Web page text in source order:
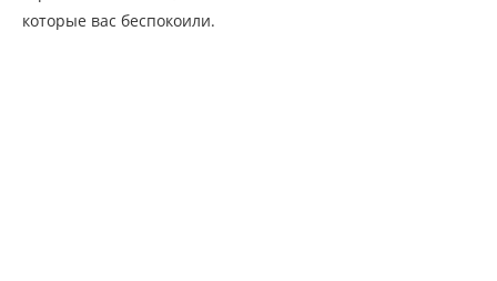
которые вас беспокоили.